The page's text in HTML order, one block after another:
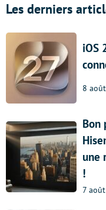
Les derniers
iOS
8
Bon
une
!
7